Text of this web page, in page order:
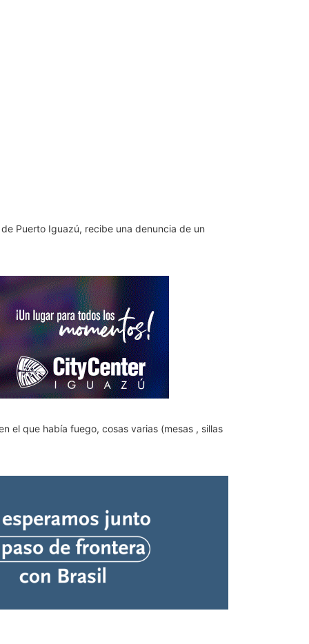
Puerto Iguazú, recibe una denuncia de un
el que había fuego, cosas varias (mesas , sillas